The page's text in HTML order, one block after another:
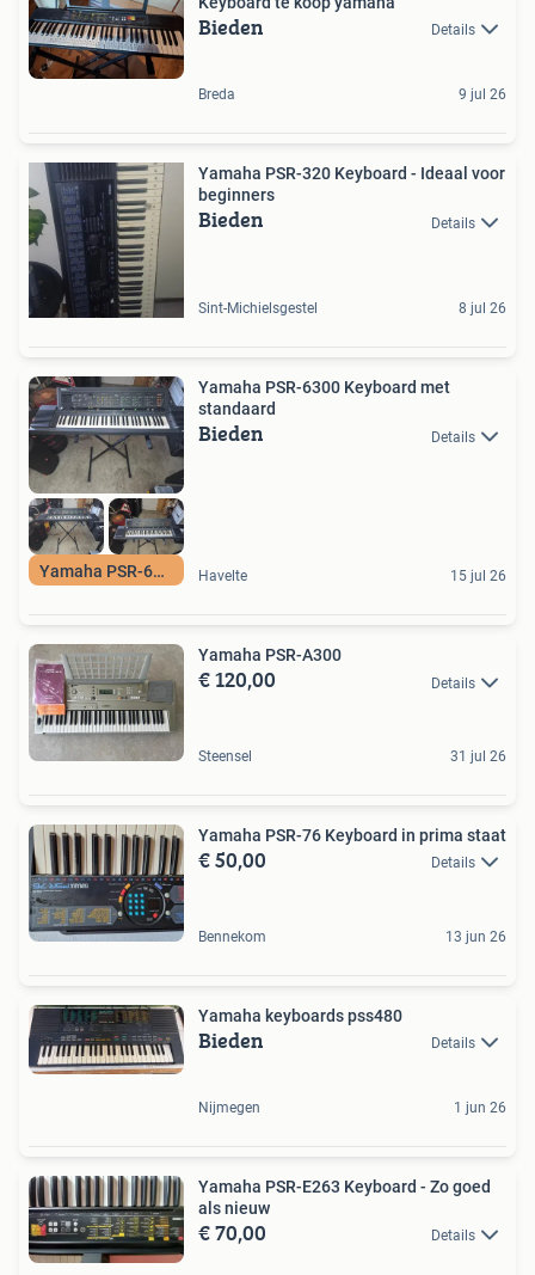
Bieden Details
Breda 9 jul 26
Yamaha PSR-320 Keyboard - Ideaal voor
beginners
Bieden Details
Sint-Michielsgestel 8 jul 26
Yamaha PSR-6300
Yamaha PSR-6300 Keyboard met
standaard
Bieden Details
Havelte 15 jul 26
Yamaha PSR-A300
€ 120,00 Details
Steensel 31 jul 26
Yamaha PSR-76 Keyboard in prima staat
€ 50,00 Details
Bennekom 13 jun 26
Yamaha keyboards pss480
Bieden Details
Nijmegen 1 jun 26
Yamaha PSR-E263 Keyboard - Zo goed
als nieuw
€ 70,00 Details